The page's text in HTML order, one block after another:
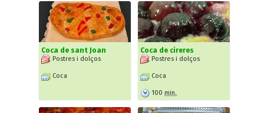
Coca de sant Joan
Postres i dolços
Coca
Coca de cireres
Postres i dolços
Coca
100 min.